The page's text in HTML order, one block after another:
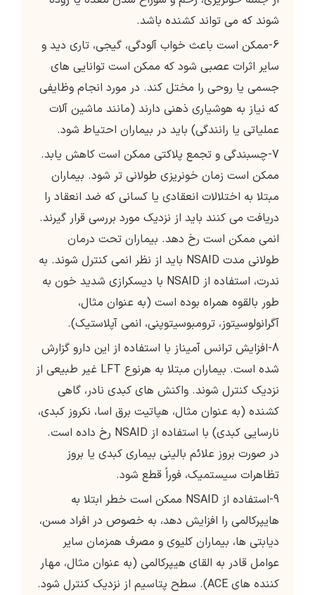
شوند که می تواند کشنده باشد.
6-ممکن است باعث خواب آلودگی، گیجی، تاری دید و
سایر اثرات عصبی شود که ممکن است توانایی های
جسمی یا روحی را مختل کند. در مورد انجام وظایفی
که نیاز به هوشیاری ذهنی دارند (مانند ماشین آلات
عملیاتی یا رانندگی) باید در بیماران احتیاط شود.
7-چسبندگی و تجمع پلاکتی ممکن است کاهش یابد.
ممکن است زمان خونریزی طولانی تر شود. بیماران
مبتلا به اختلالات انعقادی یا کسانی که ضد انعقاد را
دریافت می کنند باید از نزدیک مورد بررسی قرار گیرند.
انمی ممکن است رخ دهد. بیماران تحت درمان
طولانی مدت NSAID باید از نظر انمی کنترل شوند. به
ندرت، استفاده از NSAID با دیسکرازی شدید خون به
طور بالقوه همراه بوده است (به عنوان مثال،
آگرانولوسیتوز، ترومبوسیتوپنی، انمی آپلاستیک).
8-افزایش ترانس آمیناز با استفاده از این دارو گزارش
شده است. بیماران مبتلا به هرنوع LFT غیر طبیعی از
نزدیک کنترل شوند. واکنش های کبدی نادر، گاهی
کشنده (به عنوان مثال، هپاتیت برق اسا، نکروز کبدی،
نارسایی کبدی) با استفاده از NSAID رخ داده است.
در صورت بروز علائم بالینی بیماری کبدی یا بروز
تظاهرات سیستمیک، فوراً قطع شود.
9-استفاده از NSAID ممکن است خطر ابتلا به
هایپرکالمی را افزایش دهد، به خصوص در افراد مسن،
دیابتی ها، بیماران کلیوی و مصرف همزمان سایر
عوامل قادر به القای هیپرکالمی (به عنوان مثال، مهار
کننده های ACE). سطح پتاسیم از نزدیک کنترل شود.